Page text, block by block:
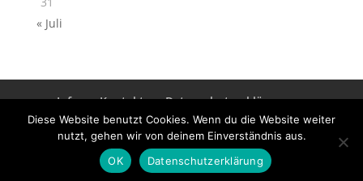
« Juli
Info Kontakt
Datenschutzerklärung
Impressum
Diese Website benutzt Cookies. Wenn du die Website weiter
nutzt, gehen wir von deinem Einverständnis aus.
OK
Datenschutzerklärung